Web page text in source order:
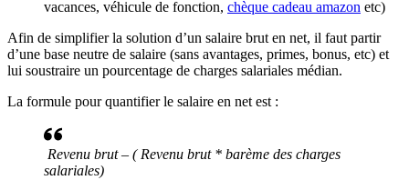
vacances, véhicule de fonction, chèque cadeau amazon etc)
Afin de simplifier la solution d’un salaire brut en net, il faut partir
d’une base neutre de salaire (sans avantages, primes, bonus, etc) et
lui soustraire un pourcentage de charges salariales médian.
La formule pour quantifier le salaire en net est :
Revenu brut – ( Revenu brut * barème des charges
salariales)